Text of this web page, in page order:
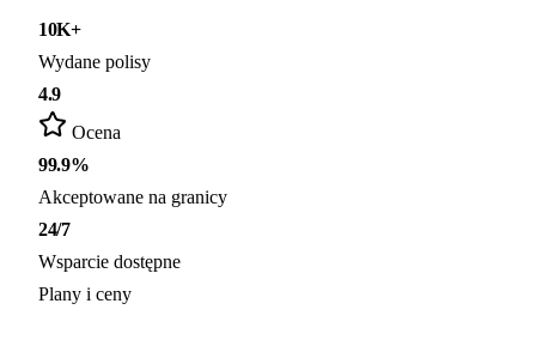
10K+
Wydane polisy
4.9
Ocena
99.9%
Akceptowane na granicy
24/7
Wsparcie dostępne
Plany i ceny